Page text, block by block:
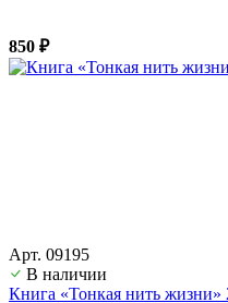
850 ₽
Арт. 09195
В наличии
Книга «Тонкая нить жизни»